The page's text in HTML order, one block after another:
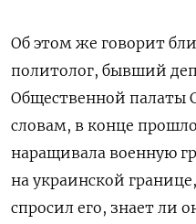
Об этом же говорит
политолог, бывший
Общественной палаты
словам, в конце
наращивала военную
на украинской
спросил его, знает ли